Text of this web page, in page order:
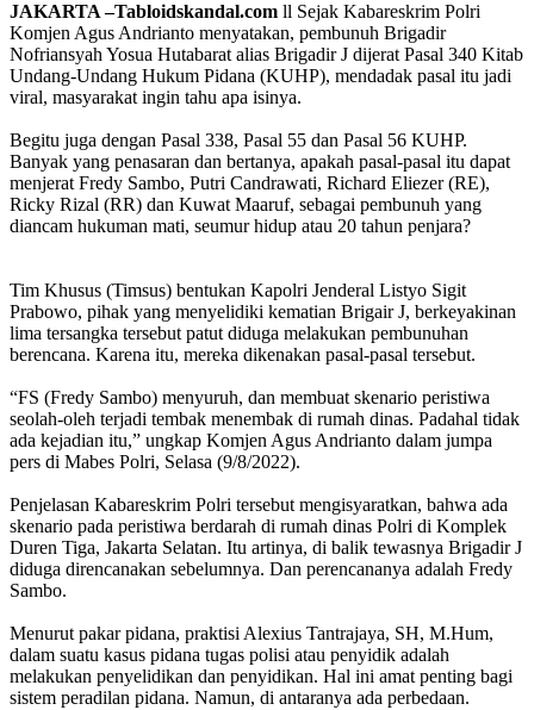
JAKARTA –Tabloidskandal.com ll Sejak Kabareskrim Polri
Komjen Agus Andrianto menyatakan, pembunuh Brigadir
Nofriansyah Yosua Hutabarat alias Brigadir J dijerat Pasal 340 Kitab
Undang-Undang Hukum Pidana (KUHP), mendadak pasal itu jadi
viral, masyarakat ingin tahu apa isinya.
Begitu juga dengan Pasal 338, Pasal 55 dan Pasal 56 KUHP.
Banyak yang penasaran dan bertanya, apakah pasal-pasal itu dapat
menjerat Fredy Sambo, Putri Candrawati, Richard Eliezer (RE),
Ricky Rizal (RR) dan Kuwat Maaruf, sebagai pembunuh yang
diancam hukuman mati, seumur hidup atau 20 tahun penjara?
Tim Khusus (Timsus) bentukan Kapolri Jenderal Listyo Sigit
Prabowo, pihak yang menyelidiki kematian Brigair J, berkeyakinan
lima tersangka tersebut patut diduga melakukan pembunuhan
berencana. Karena itu, mereka dikenakan pasal-pasal tersebut.
“FS (Fredy Sambo) menyuruh, dan membuat skenario peristiwa
seolah-oleh terjadi tembak menembak di rumah dinas. Padahal tidak
ada kejadian itu,” ungkap Komjen Agus Andrianto dalam jumpa
pers di Mabes Polri, Selasa (9/8/2022).
Penjelasan Kabareskrim Polri tersebut mengisyaratkan, bahwa ada
skenario pada peristiwa berdarah di rumah dinas Polri di Komplek
Duren Tiga, Jakarta Selatan. Itu artinya, di balik tewasnya Brigadir J
diduga direncanakan sebelumnya. Dan perencananya adalah Fredy
Sambo.
Menurut pakar pidana, praktisi Alexius Tantrajaya, SH, M.Hum,
dalam suatu kasus pidana tugas polisi atau penyidik adalah
melakukan penyelidikan dan penyidikan. Hal ini amat penting bagi
sistem peradilan pidana. Namun, di antaranya ada perbedaan.